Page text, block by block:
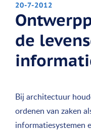
20-7-2012
de
Bij architectuur
ordenen van zaken
informatiesystemen